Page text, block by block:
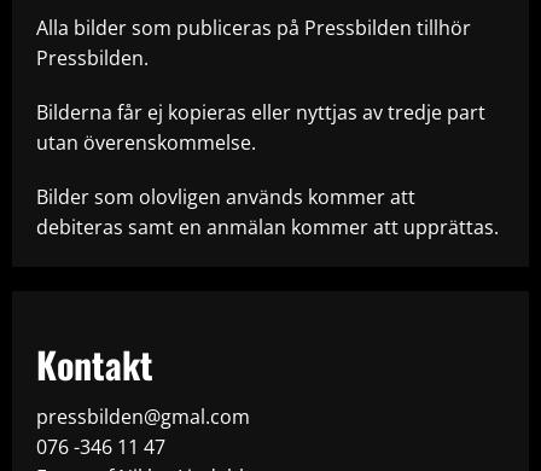
Alla bilder som publiceras på Pressbilden tillhör
Pressbilden.
Bilderna får ej kopieras eller nyttjas av tredje part
utan överenskommelse.
Bilder som olovligen används kommer att
debiteras samt en anmälan kommer att upprättas.
Kontakt
pressbilden@gmal.com
076 -346 11 47